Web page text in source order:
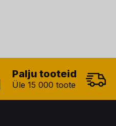
Palju tooteid
Üle 15 000 toote